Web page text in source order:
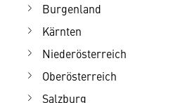
Burgenland
Kärnten
Niederösterreich
Oberösterreich
Salzburg